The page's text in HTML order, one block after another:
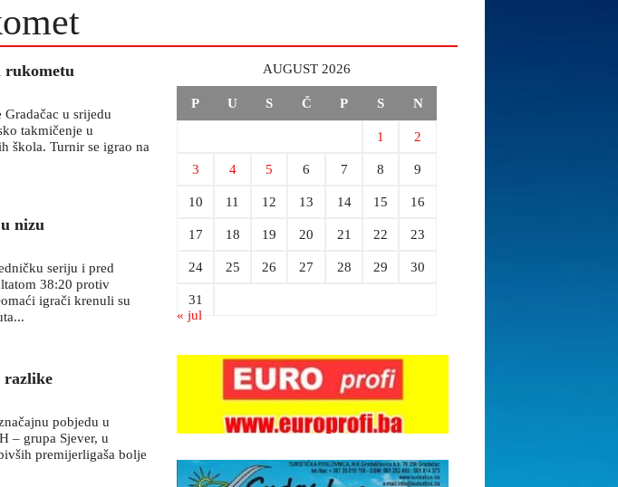
rukometu
u srijedu
takmičenje u
škola. Turnir se igrao na
nizu
seriju i pred
38:20 protiv
igrači krenuli su
razlike
pobjedu u
– grupa Sjever, u
premijerligaša bolje
AUGUST 2026
P U S Č P S N
1 2
3 4 5 6 7 8 9
10 11 12 13 14 15 16
17 18 19 20 21 22 23
24 25 26 27 28 29 30
31
« jul